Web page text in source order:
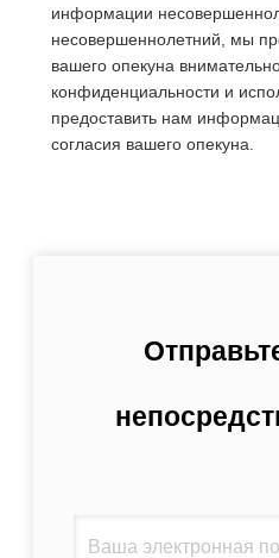
информации
несовершеннолетний, мы
вашего опекуна
конфиденциальности и
предоставить нам
согласия вашего опекуна.